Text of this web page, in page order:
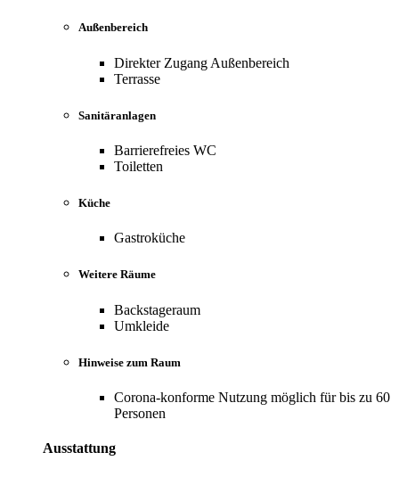
Außenbereich
Direkter Zugang Außenbereich
Terrasse
Sanitäranlagen
Barrierefreies WC
Toiletten
Küche
Gastroküche
Weitere Räume
Backstageraum
Umkleide
Hinweise zum Raum
Corona-konforme Nutzung möglich für bis zu 60
Personen
Ausstattung